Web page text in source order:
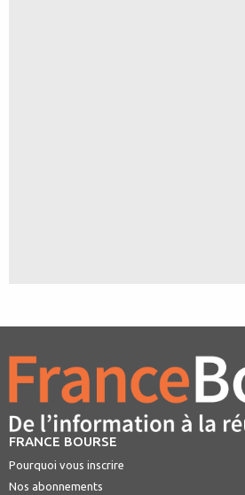
FRANCE BOURSE
Pourquoi vous inscrire
Nos abonnements